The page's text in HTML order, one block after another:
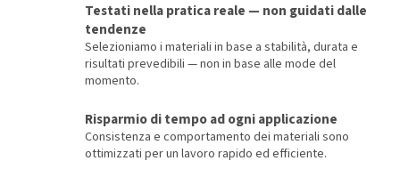
Testati nella pratica reale — non guidati dalle
tendenze
Selezioniamo i materiali in base a stabilità, durata e
risultati prevedibili — non in base alle mode del
momento.
Risparmio di tempo ad ogni applicazione
Consistenza e comportamento dei materiali sono
ottimizzati per un lavoro rapido ed efficiente.